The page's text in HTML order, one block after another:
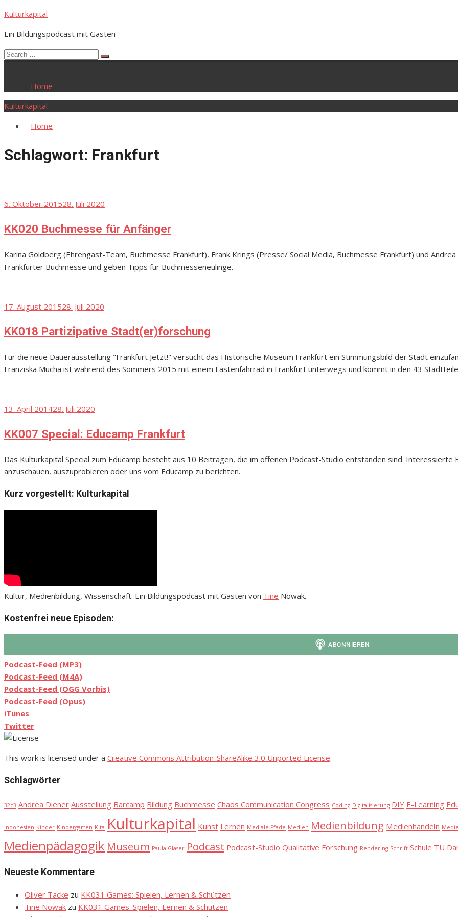
Skip
content
Kulturkapital
Ein Bildungspodcast mit Gästen
Search
Search
Home
Kulturkapital
Home
Schlagwort: Frankfurt
Posted
6. Oktober 201528. Juli 2020
KK020 Buchmesse für Anfänger
Karina Goldberg (Ehrengast-Team, Buchmesse Frankfurt), Frank Krings (Presse/ Social Media, Buchmesse Frankfurt) und
Frankfurter Buchmesse und geben Tipps für Buchmesseneulinge.
Posted
17. August 201528. Juli 2020
KK018 Partizipative Stadt(er)forschung
Für die neue Dauerausstellung "Frankfurt Jetzt!" versucht das Historische Museum Frankfurt ein Stimmungsbild der Stadt
Franziska Mucha ist während des Sommers 2015 mit einem Lastenfahrrad in Frankfurt unterwegs und kommt in den 43
Posted
13. April 201428. Juli 2020
KK007 Special: Educamp Frankfurt
Das Kulturkapital Special zum Educamp besteht aus 10 Beiträgen, die im offenen Podcast-Studio entstanden sind. Interessierte
anzuschauen, auszuprobieren oder uns vom Educamp zu berichten.
Kurz vorgestellt: Kulturkapital
Kultur, Medienbildung, Wissenschaft: Ein Bildungspodcast mit Gästen von Tine Nowak.
Kostenfrei neue Episoden:
Podcast-Feed (MP3)
Podcast-Feed (M4A)
Podcast-Feed (OGG Vorbis)
Podcast-Feed (Opus)
iTunes
Twitter
This work is licensed under a Creative Commons Attribution-ShareAlike 3.0 Unported License.
Schlagwörter
32c3 Andrea Diener Ausstellung Barcamp Bildung Buchmesse Chaos Communication Congress Coding Digitalisierung DIY E-Learning
Indonesien Kinder Kindergarten Kita Kulturkapital Kunst Lernen Mediale Pfade Medien Medienbildung Medienhandeln
Medienpädagogik Museum Paula Glaser Podcast Podcast-Studio Qualitative Forschung Rendering Schrift Schule TU
Neueste Kommentare
Oliver Tacke zu KK031 Games: Spielen, Lernen & Schützen
Tine Nowak zu KK031 Games: Spielen, Lernen & Schützen